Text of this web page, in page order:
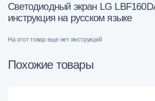
Светодиодный экран LG
инструкция на русском языке
На этот товар еще нет инструкций
Похожие товары